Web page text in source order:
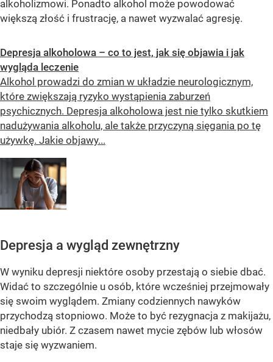
alkoholizmowi. Ponadto alkohol może powodować
większą złość i frustrację, a nawet wyzwalać agresję.
Depresja alkoholowa – co to jest, jak się objawia i jak
wygląda leczenie
Alkohol prowadzi do zmian w układzie neurologicznym,
które zwiększają ryzyko wystąpienia zaburzeń
psychicznych. Depresja alkoholowa jest nie tylko skutkiem
nadużywania alkoholu, ale także przyczyną sięgania po tę
używkę. Jakie objawy...
Depresja a wygląd zewnętrzny
W wyniku depresji niektóre osoby przestają o siebie dbać.
Widać to szczególnie u osób, które wcześniej przejmowały
się swoim wyglądem. Zmiany codziennych nawyków
przychodzą stopniowo. Może to być rezygnacja z makijażu,
niedbały ubiór. Z czasem nawet mycie zębów lub włosów
staje się wyzwaniem.